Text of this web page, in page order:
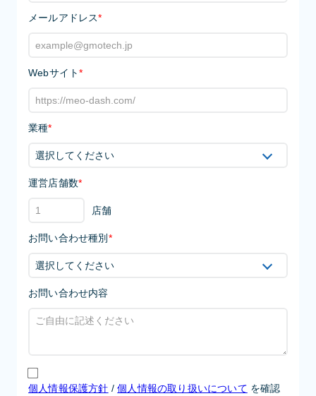
メールアドレス*
Webサイト*
業種*
運営店舗数*
店舗
お問い合わせ種別 *
お問い合わせ内容
個人情報保護方針 /個人情報の取り扱いについて を確認